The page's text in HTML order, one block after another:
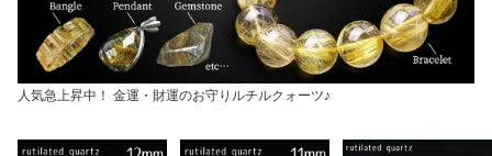
人気急上昇中！ 金運・財運のお守りルチルクォーツ♪